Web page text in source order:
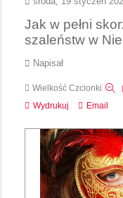
Jak w pełni
szaleństw w
Napisał
Wielkość Czcionki
Wydrukuj
Email